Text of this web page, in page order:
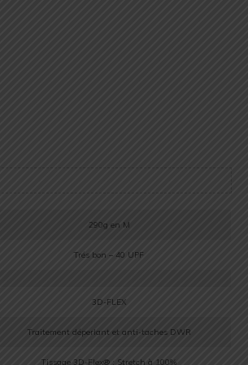
290g en M
Trés bon – 40 UPF
3D-FLEX
Traitement déperlant et anti-taches DWR
Tissage 3D-Flex® : Stretch à 100%